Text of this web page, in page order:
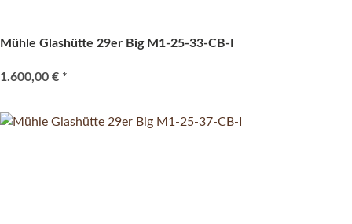
Mühle Glashütte 29er Big M1-25-33-CB-I
1.600,00 € *